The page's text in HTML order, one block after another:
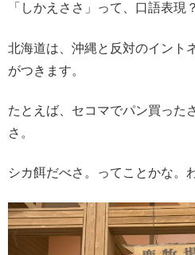
「しかえささ」って、口語表現
北海道は、沖縄と反対のイント
がつきます。
たとえば、セコマでパン買った
さ。
シカ餌だべさ。ってことかな。